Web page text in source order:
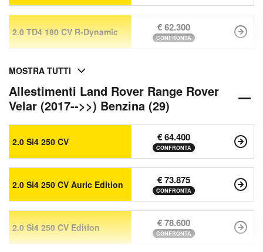
2.0 TD4 180 CV R-Dynamic € 62.300
CONFRONTA
MOSTRA TUTTI
Allestimenti Land Rover Range Rover
Velar (2017-->>) Benzina (29)
2.0 Si4 250 CV € 64.400
CONFRONTA
2.0 Si4 250 CV Auric Edition € 73.875
CONFRONTA
2.0 Si4 250 CV Edition € 78.600
CONFRONTA